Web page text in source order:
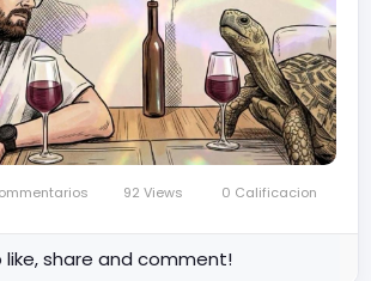
92 Views 0 Calificacion
like, share and comment!